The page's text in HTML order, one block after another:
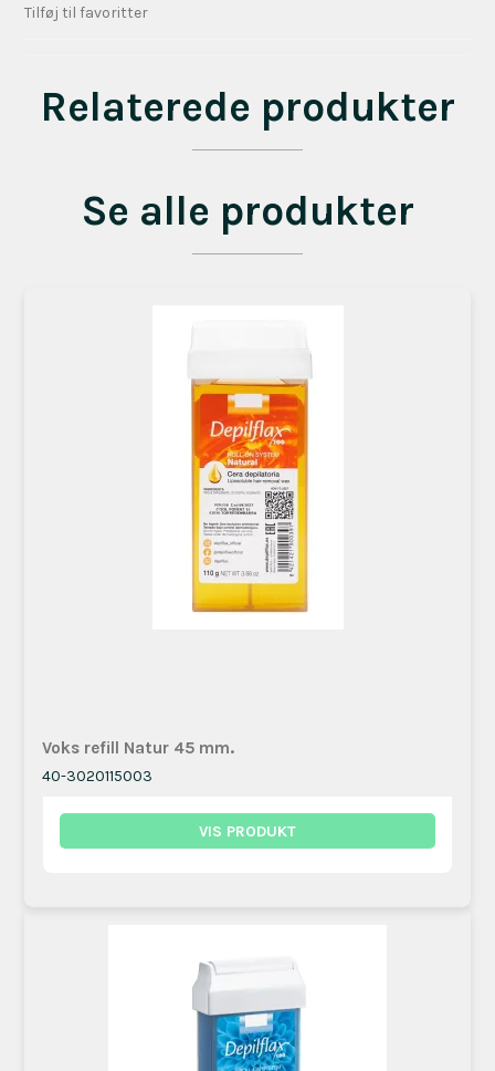
Tilføj til favoritter
Relaterede produkter
Se alle produkter
Voks refill Natur 45 mm.
40-3020115003
VIS PRODUKT